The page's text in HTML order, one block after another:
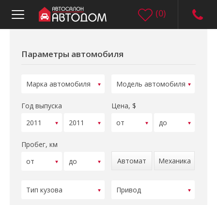
(0)
Параметры автомобиля
Год выпуска Цена, $
Пробег, км
Автомат
Механика